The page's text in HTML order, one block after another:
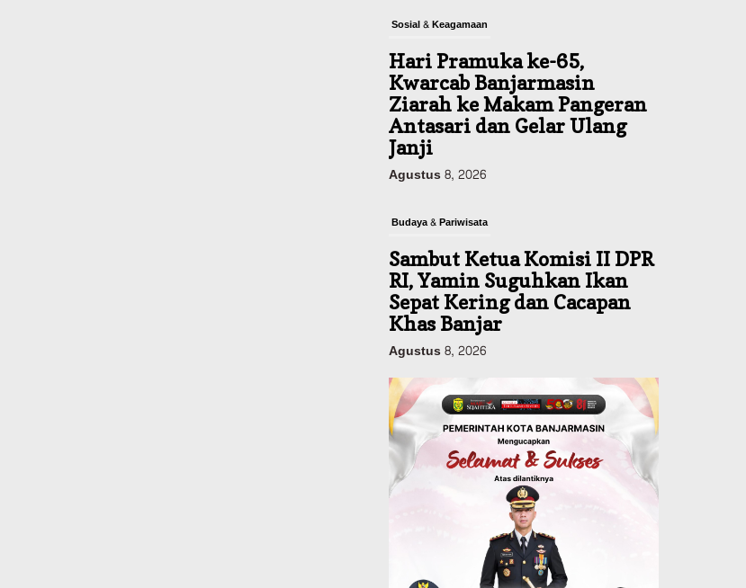
Sosial & Keagamaan
Hari Pramuka ke-65,
Kwarcab Banjarmasin
Ziarah ke Makam Pangeran
Antasari dan Gelar Ulang
Janji
Agustus 8, 2026
Budaya & Pariwisata
Sambut Ketua Komisi II DPR
RI, Yamin Suguhkan Ikan
Sepat Kering dan Cacapan
Khas Banjar
Agustus 8, 2026
Pemerintahan Sosial & Keagamaan
Banjarmasin Pilot Project
Perlinsos Digital, Target 30
Persen IKD Masih Jauh,
Komisi II DPR Turun
Agustus 7, 2026